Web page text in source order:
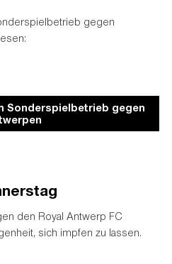
gegen
Sonderspielbetrieb gegen
den Royal Antwerp FC
sich impfen zu lassen.